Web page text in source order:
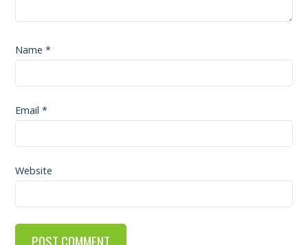
Name*
Email*
Website